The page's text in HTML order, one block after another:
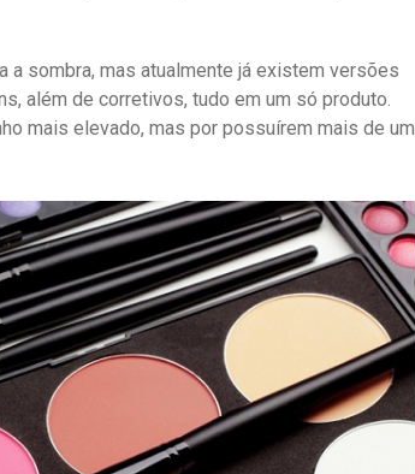
sombra, mas atualmente já existem versões
além de corretivos, tudo em um só produto.
mais elevado, mas por possuírem mais de um